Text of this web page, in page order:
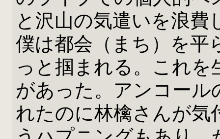
と沢山の気遣いを浪
僕は都会（まち）を平
っと掴まれる。これ
があった。アンコール
れたのに林檎さんが